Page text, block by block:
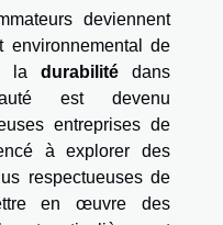
deviennent
environnemental de
la durabilitédans
est devenu
entreprises de
à explorer des
respectueuses de
en œuvre des